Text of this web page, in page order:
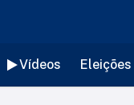
Vídeos Eleições